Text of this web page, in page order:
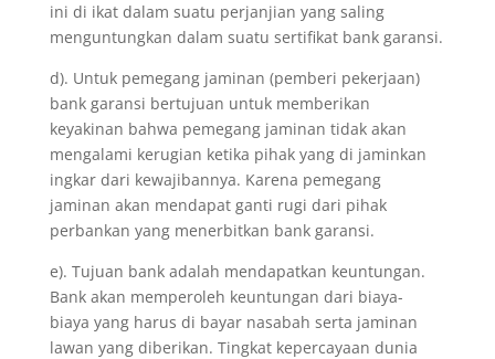
ini di ikat dalam suatu perjanjian yang saling
menguntungkan dalam suatu sertifikat bank garansi.
d). Untuk pemegang jaminan (pemberi pekerjaan)
bank garansi bertujuan untuk memberikan
keyakinan bahwa pemegang jaminan tidak akan
mengalami kerugian ketika pihak yang di jaminkan
ingkar dari kewajibannya. Karena pemegang
jaminan akan mendapat ganti rugi dari pihak
perbankan yang menerbitkan bank garansi.
e). Tujuan bank adalah mendapatkan keuntungan.
Bank akan memperoleh keuntungan dari biaya-
biaya yang harus di bayar nasabah serta jaminan
lawan yang diberikan. Tingkat kepercayaan dunia